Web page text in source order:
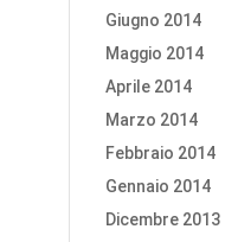
Giugno 2014
Maggio 2014
Aprile 2014
Marzo 2014
Febbraio 2014
Gennaio 2014
Dicembre 2013